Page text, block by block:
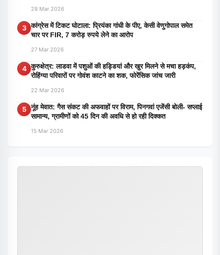
28 Mar 2026
3 कांग्रेस में टिकट घोटाला: प्रियंका गांधी के पीए, केसी वेणुगोपाल समेत
चार पर FIR, 7 करोड़ रुपये लेने का आरोप
27 Mar 2026
4 कुरुक्षेत्र: लाडवा में पशुओं की हड्डियां और खुर मिलने से मचा हड़कंप,
रोहिंग्या परिवारों पर गोवंश काटने का शक, फोरेंसिक जांच जारी
22 Mar 2026
5 नूंह मेवात: गैस संकट की अफवाहों पर विराम, पिनगवां एजेंसी बोली- सप्लाई
सामान्य, ग्रामीणों को 45 दिन की अवधि से हो रही दिक्कत
15 Mar 2026